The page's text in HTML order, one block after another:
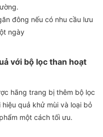
đông nếu có nhu cầu lưu
ngày
với bộ lọc than hoạt
hãng trang bị thêm bộ lọc
quả khử mùi và loại bỏ
một cách tối ưu.